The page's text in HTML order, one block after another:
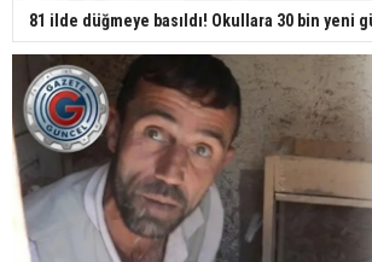
81 ilde düğmeye basıldı! Okullara 30 bin yeni